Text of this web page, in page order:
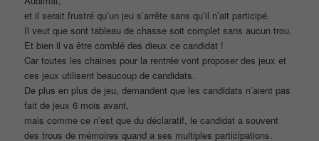
et il serait frustré qu’un jeu s’arrête sans qu’il n’ait participé.
Il veut que sont tableau de chasse soit complet sans aucun trou.
Et bien il va être comblé des dieux ce candidat !
Car toutes les chaines pour la rentrée vont proposer des jeux et
ces jeux utilisent beaucoup de candidats.
De plus en plus de jeu, demandent que les candidats n’aient pas
fait de jeux 6 mois avant,
mais comme ce n’est que du déclaratif, le candidat a souvent
des trous de mémoires quand a ses multiples participations.